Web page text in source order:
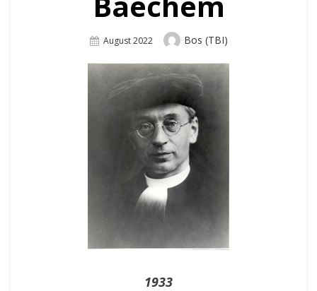
Posted
August 2022 Author
Bos (TBI)
1933